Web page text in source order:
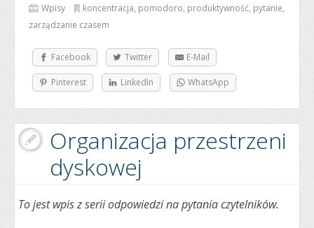
Wpisy
koncentracja, pomodoro, produktywność, pytanie,
zarządzanie czasem
Facebook Twitter E-Mail
Pinterest LinkedIn WhatsApp
Organizacja przestrzeni
dyskowej
To jest wpis z serii odpowiedzi na pytania czytelników.